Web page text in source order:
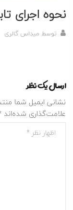
نحوه اجرای
توسط میداس گالری
ارسال یک نظر
نشانی ایمیل شما
علامت‌گذاری شده‌اند